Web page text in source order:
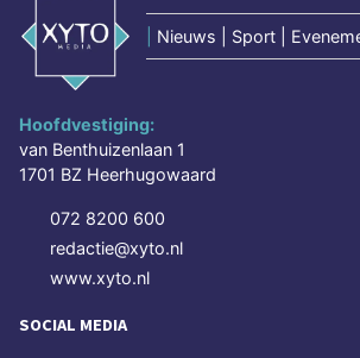
Nieuws | Sport |
Hoofdvestiging:
van Benthuizenlaan 1
1701 BZ Heerhugowaard
072 8200 600
redactie@xyto.nl
www.xyto.nl
SOCIAL MEDIA